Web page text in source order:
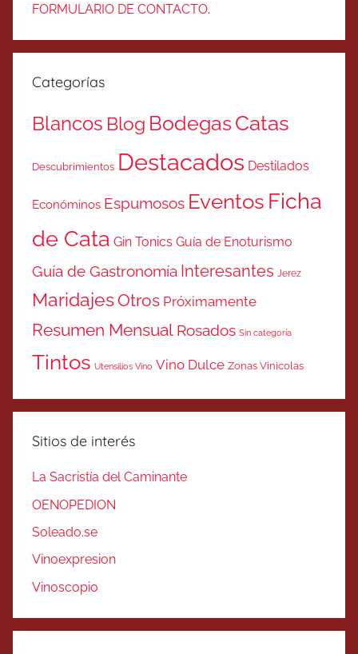
FORMULARIO DE CONTACTO.
Categorías
Blancos Blog BodegasCatas
Descubrimientos Destacados Destilados
Económinos Espumosos Eventos Ficha
de Cata Gin Tonics Guía de Enoturismo
Guía de Gastronomía Interesantes Jerez
MaridajesOtros Próximamente
Resumen Mensual Rosados Sin categoría
Tintos Utensilios Vino Vino Dulce Zonas Vinicolas
Sitios de interés
La Sacristía del Caminante
OENOPEDION
Soleado.se
Vinoexpresion
Vinoscopio